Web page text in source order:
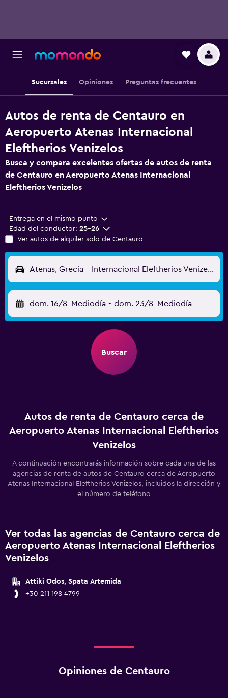
Sucursales Opiniones Preguntas frecuentes
Autos de renta de Centauro en
Aeropuerto Atenas Internacional
Eleftherios Venizelos
Busca y compara excelentes ofertas de autos de renta
de Centauro en Aeropuerto Atenas Internacional
Eleftherios Venizelos
Entrega en el mismo punto
Edad del conductor: 25-26
Ver autos de alquiler solo de Centauro
Atenas, Grecia - Internacional Eleftherios Venizelos (ATH)
dom. 16/8 Mediodía - dom. 23/8 Mediodía
Buscar
Autos de renta de Centauro cerca de
Aeropuerto Atenas Internacional Eleftherios
Venizelos
A continuación encontrarás información sobre cada una de las
agencias de renta de autos de Centauro cerca de Aeropuerto
Atenas Internacional Eleftherios Venizelos, incluidos la dirección y
el número de teléfono
Ver todas las agencias de Centauro cerca de
Aeropuerto Atenas Internacional Eleftherios
Venizelos
Attiki Odos, Spata Artemida
+30 211 198 4799
Opiniones de Centauro